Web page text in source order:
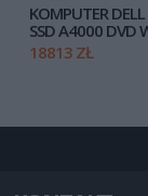
KOMPUTER
SSD A4000 DVD
18813 ZŁ